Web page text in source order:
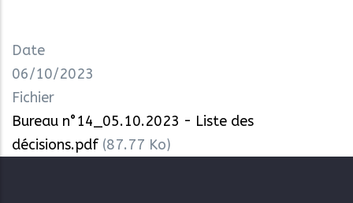
Date
06/10/2023
Fichier
Bureau n°14_05.10.2023 - Liste des
décisions.pdf (87.77 Ko)